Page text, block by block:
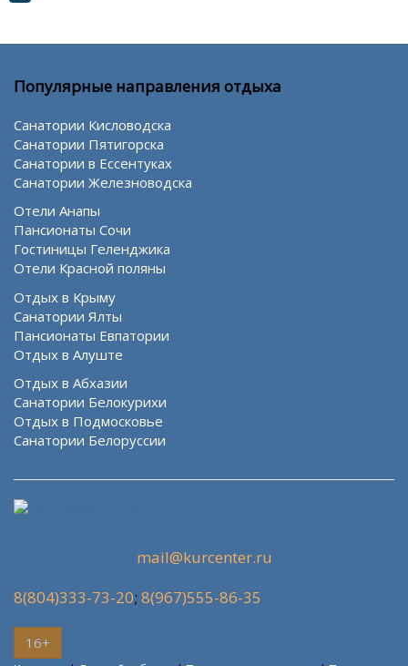
Популярные направления отдыха
Санатории Кисловодска
Санатории Пятигорска
Санатории в Ессентуках
Санатории Железноводска
Отели Анапы
Пансионаты Сочи
Гостиницы Геленджика
Отели Красной поляны
Отдых в Крыму
Санатории Ялты
Пансионаты Евпатории
Отдых в Алуште
Отдых в Абхазии
Санатории Белокурихи
Отдых в Подмосковье
Санатории Белоруссии
mail@kurcenter.ru
8(804)333-73-20; 8(967)555-86-35
16+